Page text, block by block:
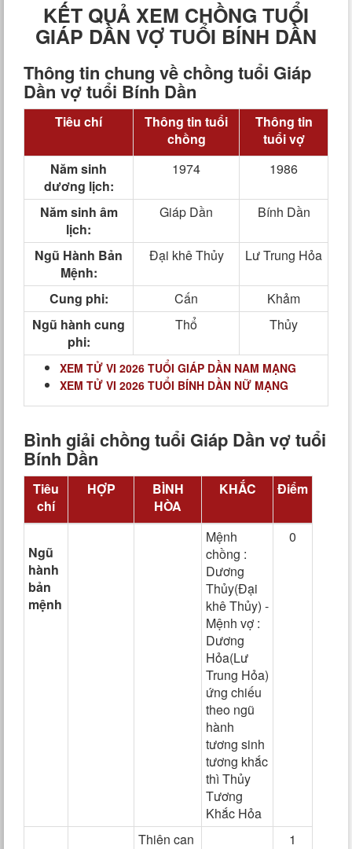
KẾT QUẢ XEM CHỒNG TUỔI
GIÁP DẦN VỢ TUỔI BÍNH DẦN
Thông tin chung về chồng tuổi Giáp
Dần vợ tuổi Bính Dần
Tiêu chí
Thông tin tuổi
chồng
Thông tin
tuổi vợ
Năm sinh
dương lịch:
1974 1986
Năm sinh âm
lịch:
Giáp Dần Bính Dần
Ngũ Hành Bản
Mệnh:
Đại khê Thủy Lư Trung Hỏa
Cung phi: Cấn
Khảm
Ngũ hành cung
phi:
Thổ Thủy
XEM TỬ VI 2026 TUỔI GIÁP DẦN NAM MẠNG
XEM TỬ VI 2026 TUỔI BÍNH DẦN NỮ MẠNG
Bình giải chồng tuổi Giáp Dần vợ tuổi
Bính Dần
Tiêu
chí
HỢP
BÌNH
HÒA
KHẮC Điểm
Ngũ
hành
bản
mệnh
Mệnh
chồng :
Dương
Thủy(Đại
khê Thủy) -
Mệnh vợ :
Dương
Hỏa(Lư
Trung Hỏa)
ứng chiếu
theo ngũ
hành
tương sinh
tương khắc
thì Thủy
Tương
Khắc Hỏa
0
Thiên can
1